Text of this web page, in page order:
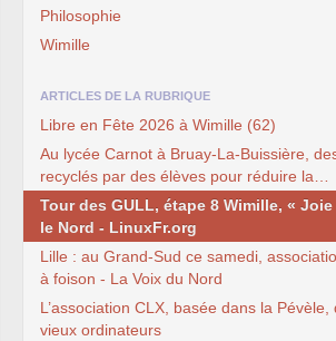
Philosophie
Wimille
ARTICLES DE LA RUBRIQUE
Libre en Fête 2026 à Wimille (62)
Au lycée Carnot à Bruay-La-Buissière,
recyclés par des élèves pour réduire la…
Tour des GULL, étape 8 Wimille, «
le Nord - LinuxFr.org
Lille : au Grand-Sud ce samedi,
à foison - La Voix du Nord
L’association CLX, basée dans la
vieux ordinateurs